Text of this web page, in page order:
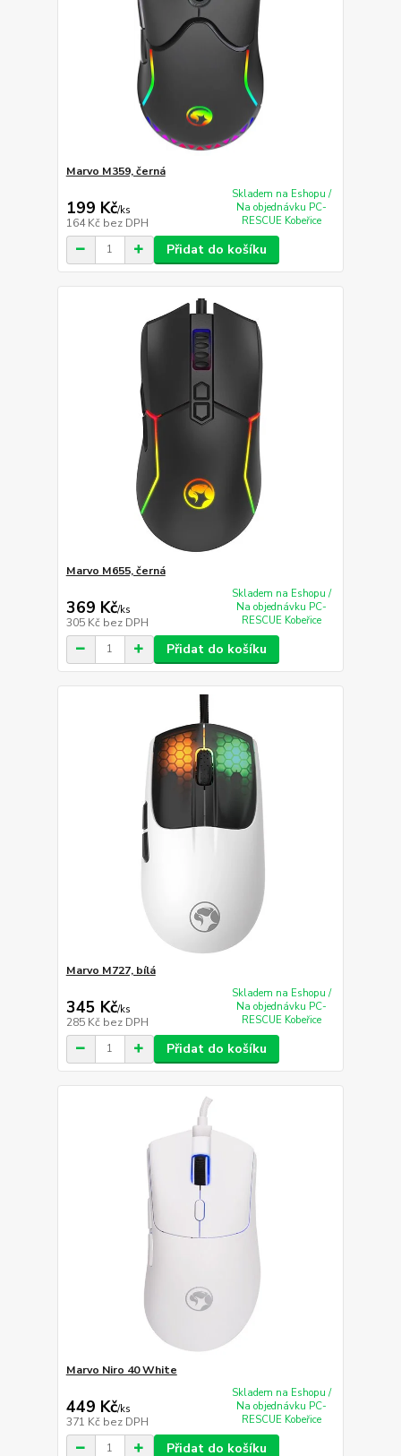
Marvo M359, černá
199 Kč/ks
164 Kč bez DPH
Skladem na Eshopu /
Na objednávku PC-
RESCUE Kobeřice
Přidat do košíku
Marvo M655, černá
369 Kč/ks
305 Kč bez DPH
Skladem na Eshopu /
Na objednávku PC-
RESCUE Kobeřice
Přidat do košíku
Marvo M727, bílá
345 Kč/ks
285 Kč bez DPH
Skladem na Eshopu /
Na objednávku PC-
RESCUE Kobeřice
Přidat do košíku
Marvo Niro 40 White
449 Kč/ks
371 Kč bez DPH
Skladem na Eshopu /
Na objednávku PC-
RESCUE Kobeřice
Přidat do košíku